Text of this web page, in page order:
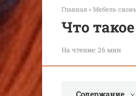
Главная »Мебель
Что
На чтение:26 мин
Содержание